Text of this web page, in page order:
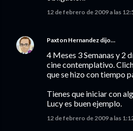
12 de febrero de 2009 a las
Paxton Hernandez dijo…
4 Meses 3 Semanas y 2
cine contemplativo.
que se hizo con tiempo
Tienes que iniciar con
Lucy es buen ejemplo.
12 de febrero de 2009 a las